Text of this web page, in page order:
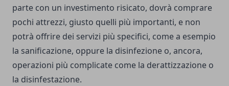
parte con un investimento risicato, dovrà comprare
pochi attrezzi, giusto quelli più importanti, e non
potrà offrire dei servizi più specifici, come a esempio
la sanificazione, oppure la disinfezione o, ancora,
operazioni più complicate come la derattizzazione o
la disinfestazione.